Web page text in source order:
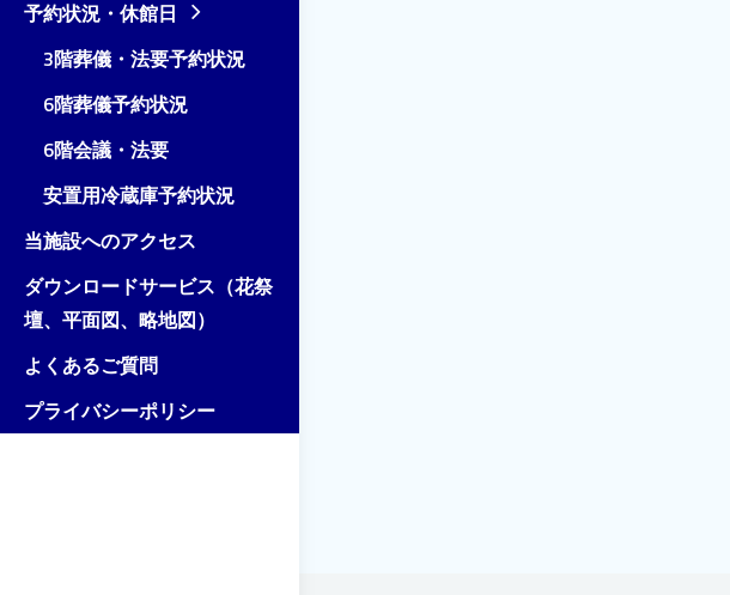
予約状況・休館日
3階葬儀・法要予約状況
6階葬儀予約状況
6階会議・法要
安置用冷蔵庫予約状況
当施設へのアクセス
ダウンロードサービス（花祭
壇、平面図、略地図）
よくあるご質問
プライバシーポリシー